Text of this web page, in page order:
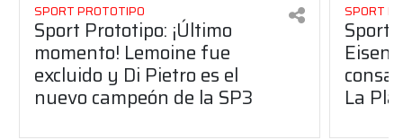
SPORT PROTOTIPO
Sport Prototipo: ¡Último
momento! Lemoine fue
excluido y Di Pietro es el
nuevo campeón de la SP3
SPORT
Sport
La